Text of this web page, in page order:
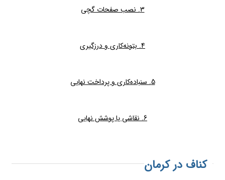
3. نصب صفحات گچی
4. بتونه‌کاری و درزگیری
5. سنباده‌کاری و پرداخت نهایی
6. نقاشی یا پوشش نهایی
کناف در کرمان